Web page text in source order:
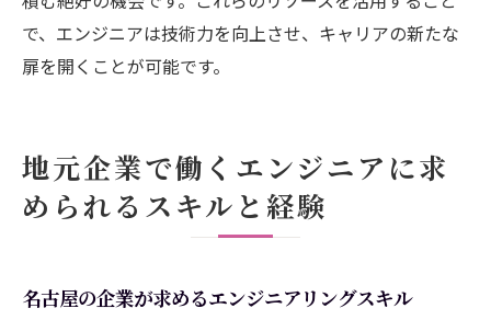
で、エンジニアは技術力を向上させ、キャリアの新たな
扉を開くことが可能です。
地元企業で働くエンジニアに求
められるスキルと経験
名古屋の企業が求めるエンジニアリングスキル